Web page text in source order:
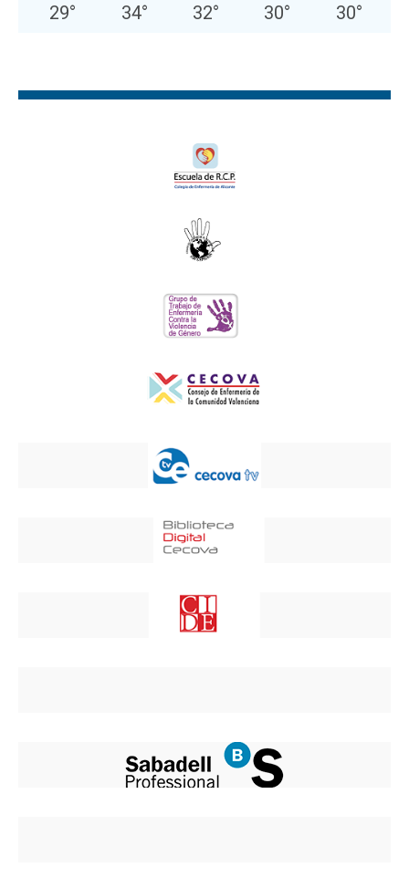
29° 34° 32° 30° 30°